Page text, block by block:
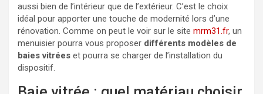
aussi bien de l’intérieur que de l’extérieur. C’est le choix
idéal pour apporter une touche de modernité lors d’une
rénovation. Comme on peut le voir sur le site mrm31.fr, un
menuisier pourra vous proposer différents modèles de
baies vitrées et pourra se charger de l’installation du
dispositif.